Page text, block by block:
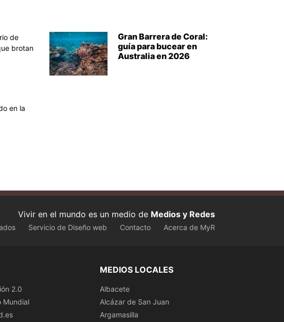
de
brotan
en la
Gran Barrera de Coral:
guía para bucear en
Australia en 2026
Vivir en el mundo es un medio de Medios y Redes
Servicio de Diseño web Contacto Acerca de MyR
2.0
Mundial
MEDIOS LOCALES
Albacete
Alcázar de San Juan
Argamasilla